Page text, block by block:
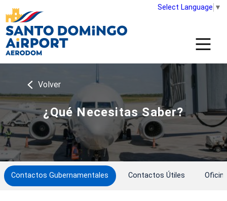
Select Language ▼
Volver
¿Qué Necesitas Saber?
Contactos Gubernamentales Contactos Útiles